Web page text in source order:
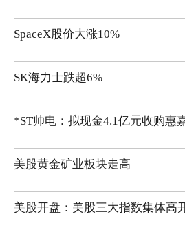
SpaceX股价大涨10%
SK海力士跌超6%
*ST帅电：拟现金4.1亿元收购惠
美股黄金矿业板块走高
美股开盘：美股三大指数集体高